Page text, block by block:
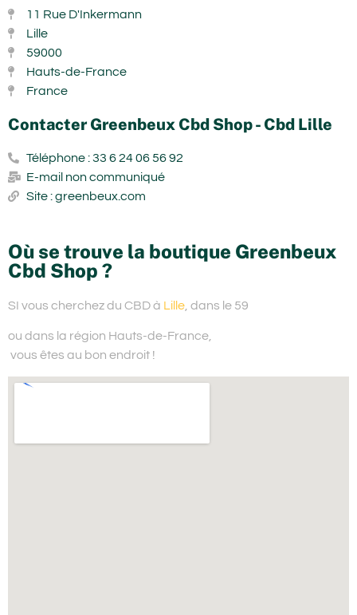
11 Rue D'Inkermann
Lille
59000
Hauts-de-France
France
Contacter Greenbeux Cbd Shop - Cbd Lille
Téléphone : 33 6 24 06 56 92
E-mail non communiqué
Site : greenbeux.com
Où se trouve la boutique Greenbeux
Cbd Shop ?
SI vous cherchez du CBD à Lille , dans le 59
ou dans la région Hauts-de-France,
vous êtes au bon endroit !